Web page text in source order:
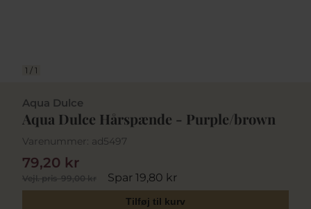
1 / 1
Aqua Dulce
Aqua Dulce Hårspænde - Purple/brown
Varenummer: ad5497
Vejl. pris99,00 kr Spar 19,80 kr
79,20 kr
Tilføj til kurv